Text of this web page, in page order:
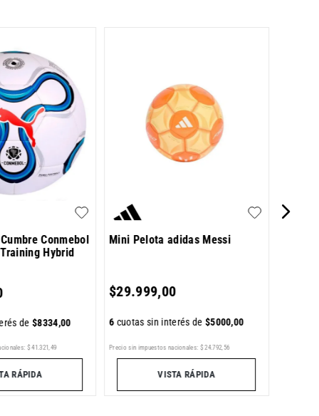
Conmebol
Hybrid
de$8334,00
$ 41 .321,49
RÁPIDA
Mini Pelota adidas Messi
$29.999,00
6cuotas sin interés de$5000,00
Precio sin impuestos nacionales: $ 24.792,56
VISTA RÁPIDA